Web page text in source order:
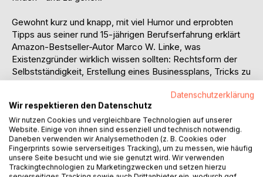
Gewohnt kurz und knapp, mit viel Humor und erprobten
Tipps aus seiner rund 15-jährigen Berufserfahrung erklärt
Amazon-Bestseller-Autor Marco W. Linke, was
Existenzgründer wirklich wissen sollten: Rechtsform der
Selbstständigkeit, Erstellung eines Businessplans, Tricks zu
preiswerter Eigenwerbung, die Professionelle Firmen-
Website, SEO-Grundlagen, zielgerichtete Kundenakquise
und kostendeckende Honorarkalkulation, Angebote und
Rechnungen schreiben, Buchhaltung, Vertragsrecht,
Steuern, Versicherungen und Altersvorsorge.
*** DER TRAUM: Unterschied zwischen Vision und Illusion.
Datenschutzerklärung
Wir respektieren den Datenschutz
Wir nutzen Cookies und vergleichbare Technologien auf unserer
Website. Einige von ihnen sind essenziell und technisch notwendig.
Daneben verwenden wir Analysemethoden (z. B. Cookies oder
Fingerprints sowie serverseitiges Tracking), um zu messen, wie häufig
unsere Seite besucht und wie sie genutzt wird. Wir verwenden
Trackingtechnologien zu Marketingzwecken und setzen hierzu